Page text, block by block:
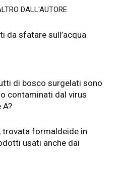
DALL'AUTORE
da sfatare sull’acqua
di bosco surgelati sono
contaminati dal virus
A?
trovata formaldeide in
usati anche dai